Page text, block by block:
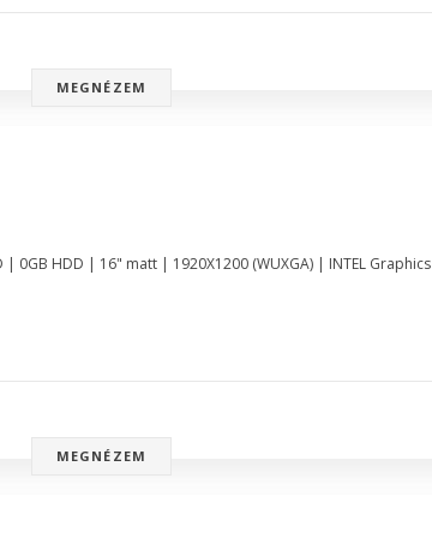
MEGNÉZEM
0GB HDD | 16" matt | 1920X1200 (WUXGA) | INTEL Graphics
MEGNÉZEM